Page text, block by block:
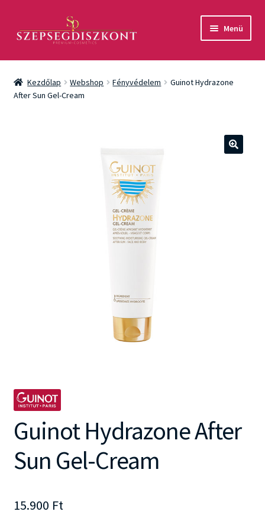
aa
Menü
Akció
Csomagok
Kezdőlap Webshop Fényvédelem
Guinot Hydrazone
After Sun Gel-Cream
Guinot Hydrazone After
Sun Gel-Cream
15.900 Ft